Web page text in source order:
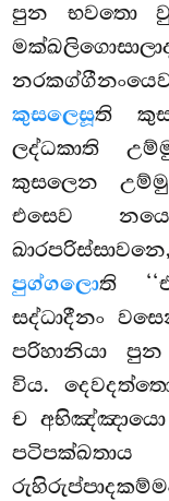
පුන භවතො
කුසලෙසූති
ලද්ධකාති
කුසලෙන
එසෙව
පුග්ගලොති
සද්ධාදීනං
පරිහානියා
විය.
ච අභිඤ්ඤායො